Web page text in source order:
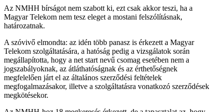
Az NMHH bírságot nem szabott ki, ezt csak akkor teszi, ha a
Magyar Telekom nem tesz eleget a mostani felszólításnak,
határozatnak.
A szóvivő elmondta: az idén több panasz is érkezett a Magyar
Telekom szolgáltatására, a hatóság pedig a vizsgálatok során
megállapította, hogy a net start nevű csomag esetében nem a
jogszabályoknak, az átláthatóságnak és az érthetőségnek
megfelelően járt el az általános szerződési feltételek
megfogalmazásakor, illetve a szolgáltatásra vonatkozó szerződések
megkötésekor.